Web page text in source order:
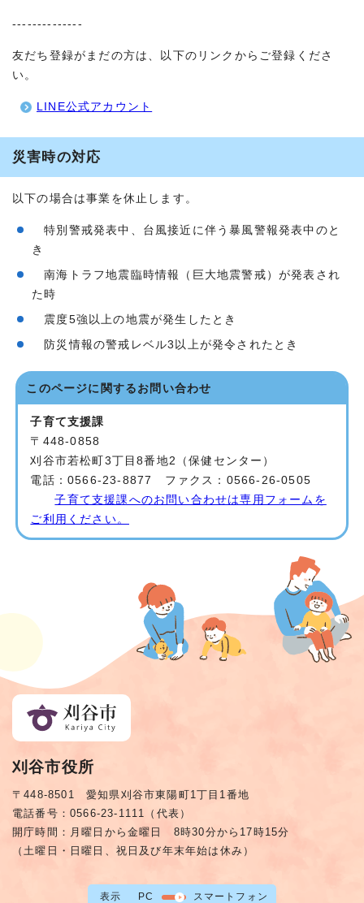
--------------
友だち登録がまだの方は、以下のリンクからご登録くださ
い。
LINE公式アカウント
災害時の対応
以下の場合は事業を休止します。
特別警戒発表中、台風接近に伴う暴風警報発表中のと
き
南海トラフ地震臨時情報（巨大地震警戒）が発表され
た時
震度5強以上の地震が発生したとき
防災情報の警戒レベル3以上が発令されたとき
このページに関する お問い合わせ
子育て支援課
〒448-0858
刈谷市若松町3丁目8番地2（保健センター）
電話：0566-23-8877 ファクス：0566-26-0505
子育て支援課へのお問い合わせは専用フォームを
ご利用ください。
刈谷市役所
〒448-8501 愛知県刈谷市東陽町1丁目1番地
電話番号：0566-23-1111（代表）
開庁時間：月曜日から金曜日 8時30分から17時15分
（土曜日・日曜日、祝日及び年末年始は休み）
表示 PC スマートフォン